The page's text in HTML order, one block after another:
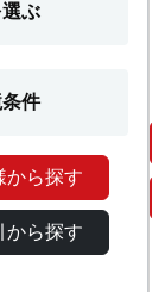
ぶ
件
から探す
から探す